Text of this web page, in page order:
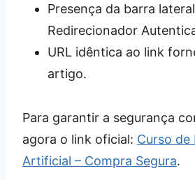
Presença da barra lateral
Redirecionador
URL idêntica ao link
artigo.
Para garantir a segurança
agora o link oficial: Curso de
Artificial – Compra Segura.